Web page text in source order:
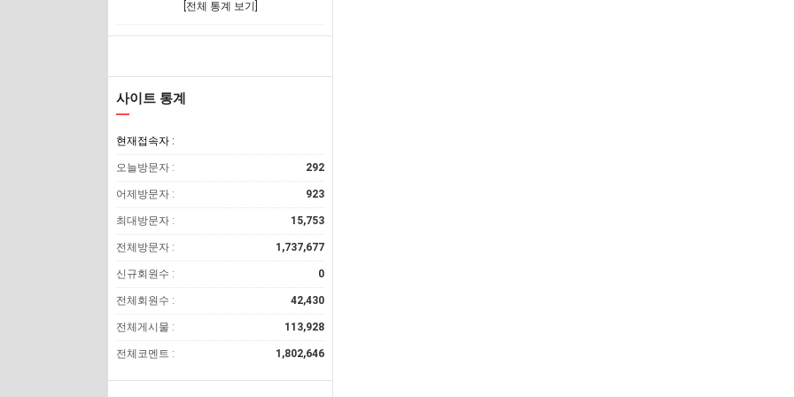
[전체 통계 보기]
사이트 통계
현재접속자 :
오늘방문자 : 292
어제방문자 : 923
최대방문자 : 15,753
전체방문자 : 1,737,677
신규회원수 : 0
전체회원수 : 42,430
전체게시물 : 113,928
전체코멘트 : 1,802,646